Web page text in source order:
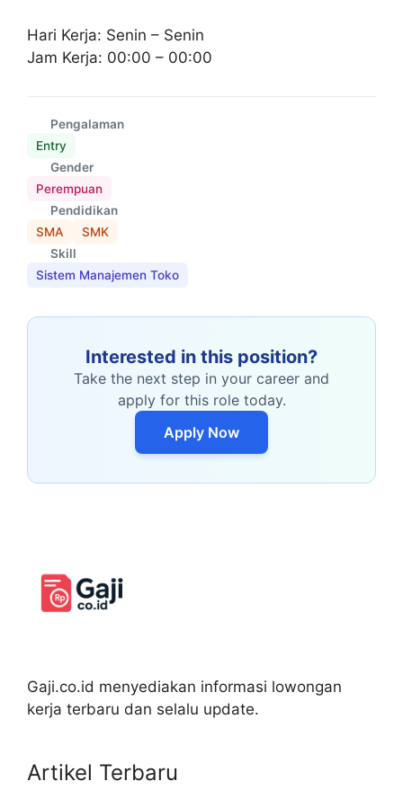
Hari Kerja: Senin – Senin
Jam Kerja: 00:00 – 00:00
Pengalaman
Entry
Gender
Perempuan
Pendidikan
SMA
SMK
Skill
Sistem Manajemen Toko
Interested in this position?
Take the next step in your career and
apply for this role today.
Apply Now
Gaji.co.id menyediakan informasi lowongan
kerja terbaru dan selalu update.
Artikel Terbaru